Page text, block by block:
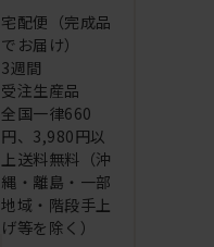
宅配便（完成品
でお届け）
3週間
受注生産品
全国一律660
円、3,980円以
上送料無料（沖
縄・離島・一部
地域・階段手上
げ等を除く）